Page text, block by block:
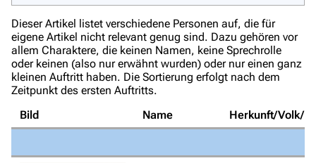
Dieser Artikel listet verschiedene Personen auf, die für
eigene Artikel nicht relevant genug sind. Dazu gehören vor
allem Charaktere, die keinen Namen, keine Sprechrolle
oder keinen (also nur erwähnt wurden) oder nur einen ganz
kleinen Auftritt haben. Die Sortierung erfolgt nach dem
Zeitpunkt des ersten Auftritts.
Bild
Name Herkunft/Volk/